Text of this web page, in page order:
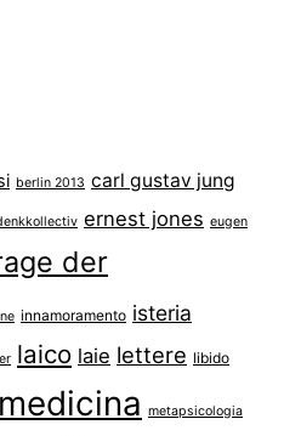
berlin 2013 carl gustav jung
ernest jones eugen
der
innamoramento isteria
laico laie lettere libido
medicina metapsicologia